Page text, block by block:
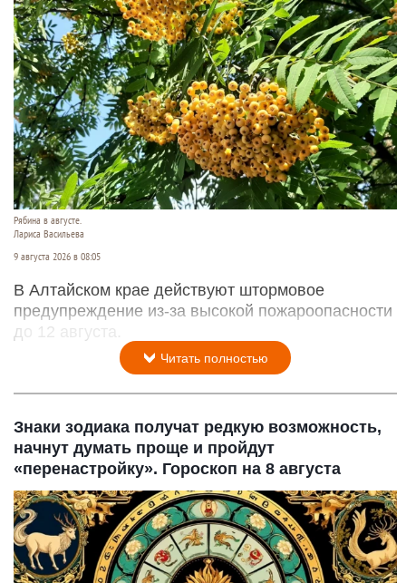
Рябина в августе.
Лариса Васильева
9 августа 2026 в 08:05
В Алтайском крае действуют штормовое
предупреждение из-за высокой пожароопасности
до 12 августа.
Читать полностью
Знаки зодиака получат редкую возможность,
начнут думать проще и пройдут
«перенастройку». Гороскоп на 8 августа